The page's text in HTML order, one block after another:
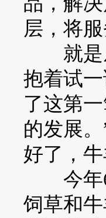
层，将
就是从
抱着试
了这第
的发展
好了，
今年6
饲草和